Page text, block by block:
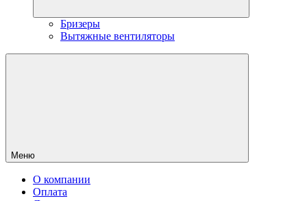
Бризеры
Вытяжные вентиляторы
Меню
О компании
Оплата